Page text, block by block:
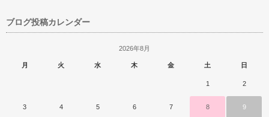
ブログ投稿カレンダー
2026年8月
月 火 水 木 金 土 日
1 2
3 4 5 6 7 8 9